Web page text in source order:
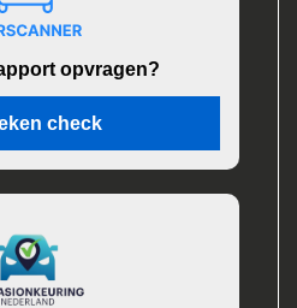
opvragen?
check